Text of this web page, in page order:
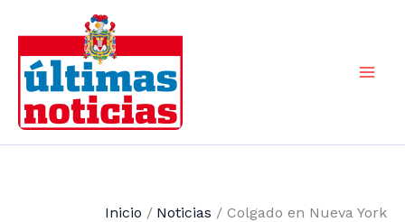
contenido
Inicio Noticias Colgado en Nueva York